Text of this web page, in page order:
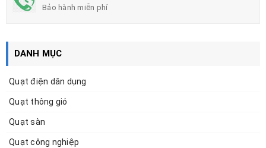
Bảo hành miễn phí
DANH MỤC
Quạt điện dân dụng
Quạt thông gió
Quạt sàn
Quạt công nghiệp